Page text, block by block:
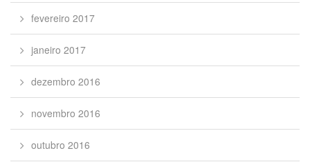
fevereiro 2017
janeiro 2017
dezembro 2016
novembro 2016
outubro 2016